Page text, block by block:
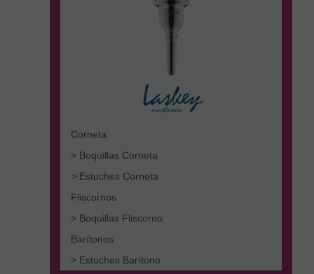
Corneta
> Boquillas Corneta
> Estuches Corneta
Fliscornos
> Boquillas Fliscorno
Barítonos
> Estuches Barítono